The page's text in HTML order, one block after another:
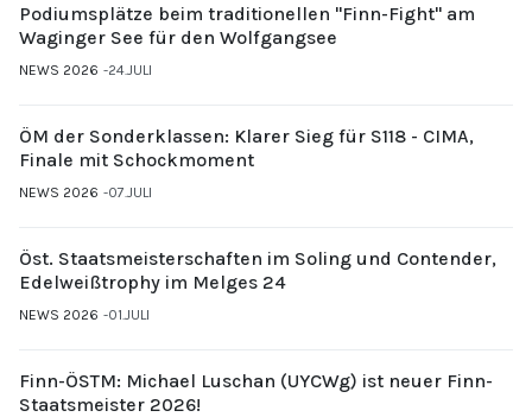
Podiumsplätze beim traditionellen "Finn-Fight" am
Waginger See für den Wolfgangsee
NEWS 2026 24.JULI
ÖM der Sonderklassen: Klarer Sieg für S118 - CIMA,
Finale mit Schockmoment
NEWS 2026 07.JULI
Öst. Staatsmeisterschaften im Soling und Contender,
Edelweißtrophy im Melges 24
NEWS 2026 01.JULI
Finn-ÖSTM: Michael Luschan (UYCWg) ist neuer Finn-
Staatsmeister 2026!